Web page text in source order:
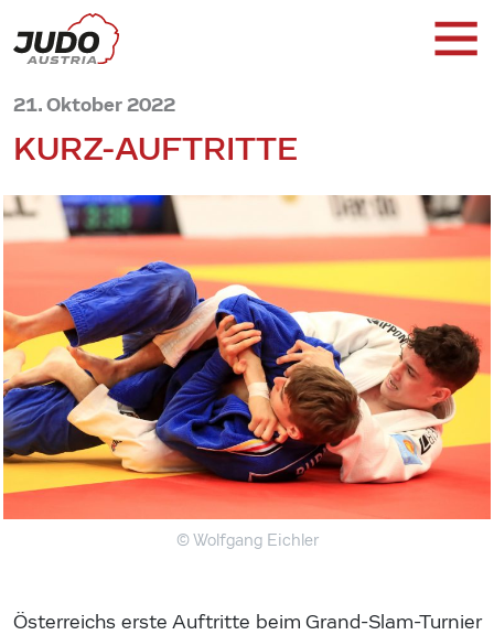
21. Oktober 2022
KURZ-AUFTRITTE
© Wolfgang Eichler
Österreichs erste Auftritte beim Grand-Slam-Turnier